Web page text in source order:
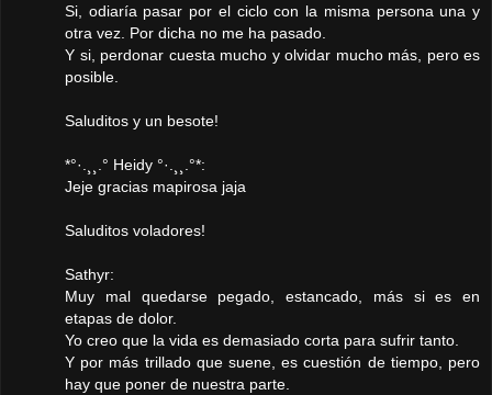
Si, odiaría pasar por el ciclo con la misma persona una y
otra vez. Por dicha no me ha pasado.
Y si, perdonar cuesta mucho y olvidar mucho más, pero es
posible.
Saluditos y un besote!
*°·.¸¸.° Heidy °·.¸¸.°*:
Jeje gracias mapirosa jaja
Saluditos voladores!
Sathyr:
Muy mal quedarse pegado, estancado, más si es en
etapas de dolor.
Yo creo que la vida es demasiado corta para sufrir tanto.
Y por más trillado que suene, es cuestión de tiempo, pero
hay que poner de nuestra parte.